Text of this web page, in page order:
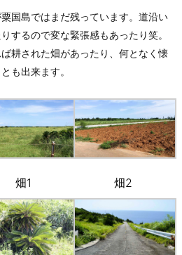
国島ではまだ残っています。道沿い
するので変な緊張感もあったり笑。
耕された畑があったり、何となく懐
も出来ます。
畑1 畑2